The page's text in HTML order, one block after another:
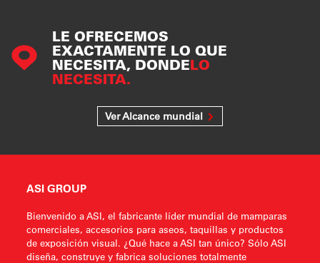
LE OFRECEMOS
EXACTAMENTE LO QUE
NECESITA, DONDELO
NECESITA.
Ver Alcance mundial
ASI GROUP
Bienvenido a ASI, el fabricante líder mundial de mamparas
comerciales, accesorios para aseos, taquillas y productos
de exposición visual. ¿Qué hace a ASI tan único? Sólo ASI
diseña, construye y fabrica soluciones totalmente